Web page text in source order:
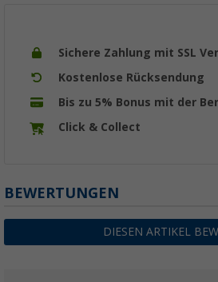
Sichere Zahlung mit SSL
Kostenlose Rücksendung
Bis zu 5% Bonus mit der
Click & Collect
BEWERTUNGEN
DIESEN ARTIKEL